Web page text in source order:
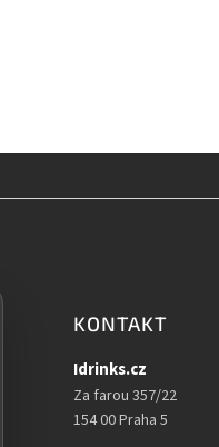
KONTAKT
Idrinks.cz
Za farou 357/22
154 00 Praha 5